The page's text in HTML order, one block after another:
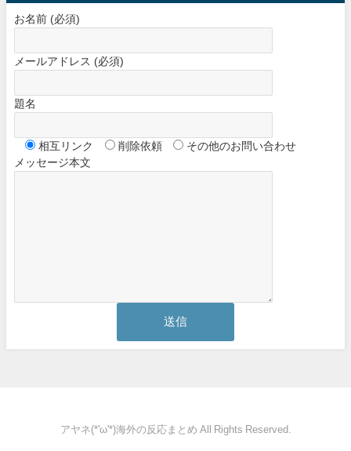
お名前 (必須)
メールアドレス (必須)
題名
相互リンク 削除依頼
その他のお問い合わせ
メッセージ本文
アヤネ(*'ω'*)海外の反応まとめ All Rights Reserved.